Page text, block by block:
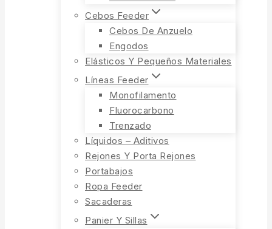
Cebos Feeder
Cebos De Anzuelo
Engodos
Elásticos Y Pequeños Materiales
Líneas Feeder
Monofilamento
Fluorocarbono
Trenzado
Líquidos – Aditivos
Rejones Y Porta Rejones
Portabajos
Ropa Feeder
Sacaderas
Panier Y Sillas